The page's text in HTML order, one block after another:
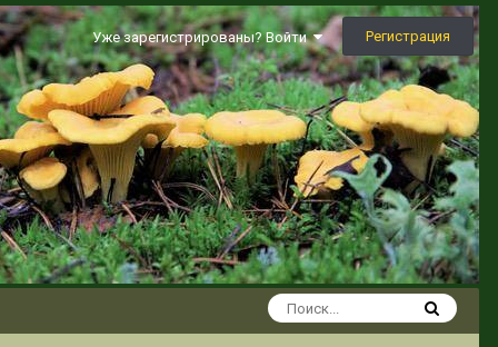
Уже зарегистрированы? Войти Регистрация